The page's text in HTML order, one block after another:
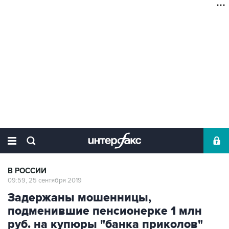
В РОССИИ
09:59, 25 сентября 2019
Задержаны мошенницы,
подменившие пенсионерке 1 млн
руб. на купюры "банка приколов"